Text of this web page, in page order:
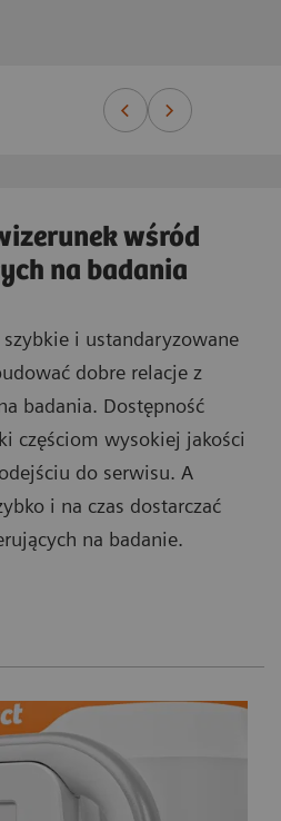
wśród
na badania
i ustandaryzowane
dobre relacje z
badania. Dostępność
częściom wysokiej jakości
do serwisu. A
i na czas dostarczać
na badanie.